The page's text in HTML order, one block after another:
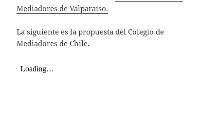
Mediadores de Valparaíso.
La siguiente es la propuesta del Colegio de
Mediadores de Chile.